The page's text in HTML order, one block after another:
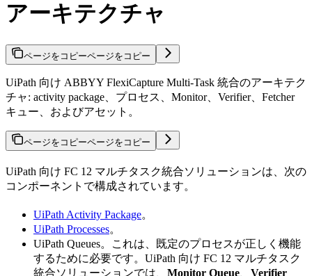
アーキテクチャ
ページをコピーページをコピー
UiPath 向け ABBYY FlexiCapture Multi-Task 統合のアーキテク
チャ: activity package、プロセス、Monitor、Verifier、Fetcher
キュー、およびアセット。
ページをコピーページをコピー
UiPath 向け FC 12 マルチタスク統合ソリューションは、次の
コンポーネントで構成されています。
UiPath Activity Package。
UiPath Processes。
UiPath Queues。これは、既定のプロセスが正しく機能
するために必要です。UiPath 向け FC 12 マルチタスク
統合ソリューションでは、 Monitor Queue
Verifier